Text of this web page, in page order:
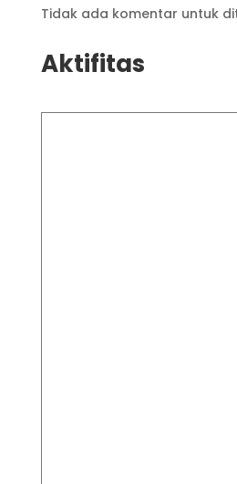
Tidak ada komentar untuk
Aktifitas